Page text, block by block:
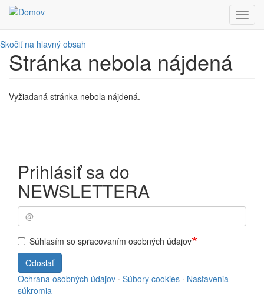
Skočiť na hlavný obsah
Stránka nebola nájdená
Vyžiadaná stránka nebola nájdená.
Prihlásiť sa do
NEWSLETTERA
Súhlasím so spracovaním osobných údajov
Odoslať
Ochrana osobných údajov · Súbory cookies · Nastavenia
súkromia